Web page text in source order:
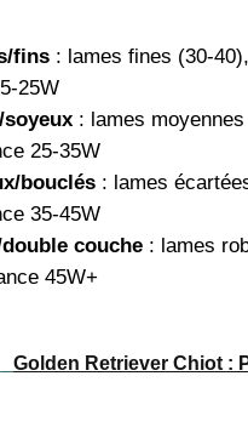
fins: lames fines (30-40),
25W
: lames moyennes
25-35W
bouclés: lames
35-45W
couche: lames
45W+
Golden Retriever Chiot :